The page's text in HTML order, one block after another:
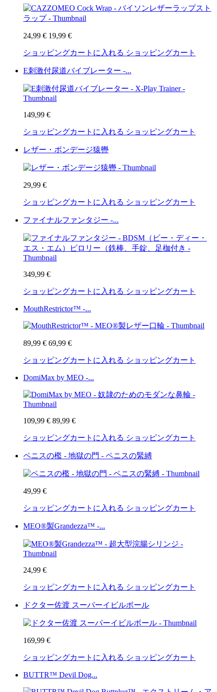
24,99 € 19,99 €
ショッピングカートに入れる ショッピングカート
E刺激付尿道バイブレーター -...
149,99 €
ショッピングカートに入れる ショッピングカート
レザー・ボンデージ猿轡
29,99 €
ショッピングカートに入れる ショッピングカート
ファイナルファンタジー -...
349,99 €
ショッピングカートに入れる ショッピングカート
MouthRestrictor™ -...
89,99 € 69,99 €
ショッピングカートに入れる ショッピングカート
DomiMax by MEO -...
109,99 € 89,99 €
ショッピングカートに入れる ショッピングカート
ペニスの檻 - 地獄の門 - ペニスの緊縛
49,99 €
ショッピングカートに入れる ショッピングカート
MEO®製Grandezza™ -...
24,99 €
ショッピングカートに入れる ショッピングカート
ドクター佐渡 スーパーイビルボール
169,99 €
ショッピングカートに入れる ショッピングカート
BUTTR™ Devil Dog...